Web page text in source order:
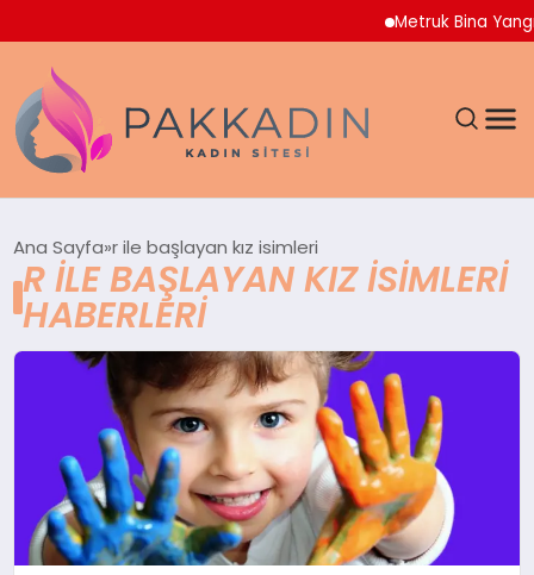
Metruk Bina
KADIN
SAĞLIK
MAGAZIN
SPOR & FITNESS
YAŞAM
Ana Sayfa r ile başlayan kız isimleri
R ILE BAŞLAYAN KIZ ISIMLERI
HABERLERI